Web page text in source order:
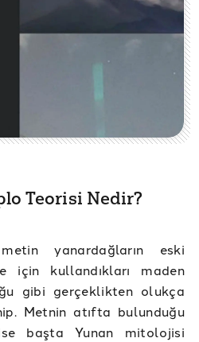
Teorisi Nedir?
yanardağların eski
için kullandıkları maden
gibi gerçeklikten olukça
Metnin atıfta bulunduğu
başta Yunan mitolojisi